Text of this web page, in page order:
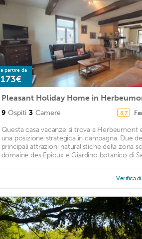
a partire da
173€
9 Ospiti 3 Camere 8,7
Questa casa vacanze si trova a Herbeumont
una posizione strategica in campagna. Due
principali attrazioni naturalistiche della zona
domaine des Epioux e Giardino botanico di
Verifica